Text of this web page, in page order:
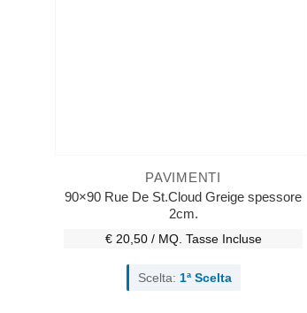
PAVIMENTI
90×90 Rue De St.Cloud Greige spessore
2cm.
€ 20,50 / MQ. Tasse Incluse
Scelta: 1ª Scelta